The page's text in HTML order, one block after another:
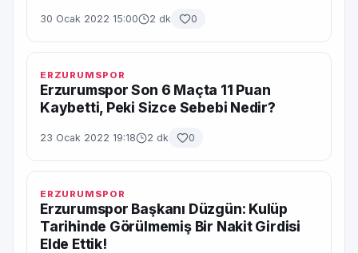
30 Ocak 2022 15:00 2 dk 0
ERZURUMSPOR
Erzurumspor Son 6 Maçta 11 Puan
Kaybetti, Peki Sizce Sebebi Nedir?
23 Ocak 2022 19:18 2 dk 0
ERZURUMSPOR
Erzurumspor Başkanı Düzgün: Kulüp
Tarihinde Görülmemiş Bir Nakit Girdisi
Elde Ettik!